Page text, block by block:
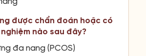
được chẩn đoán hoặc có
nào sau đây?
đa nang (PCOS)